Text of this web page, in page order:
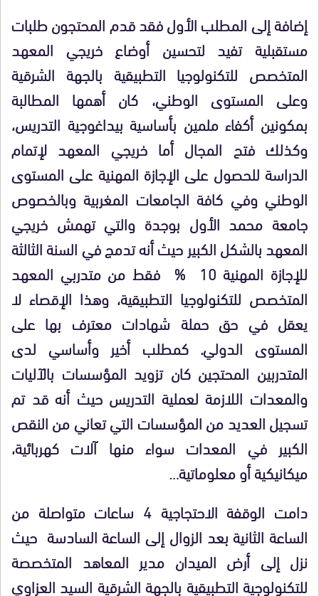
إضافة إلى المطلب الأول فقد قدم المحتجون طلبات
مستقبلية تفيد لتحسين أوضاع خريجي المعهد
المتخصص للتكنولوجيا التطبيقية بالجهة الشرقية
وعلى المستوى الوطني، كان أهمها المطالبة
بمكونين أكفاء ملمين بأساسية بيداغوجية التدريس،
وكذلك فتح المجال أما خريجي المعهد لإتمام
الدراسة للحصول على الإجازة المهنية على المستوى
الوطني وفي كافة الجامعات المغربية وبالخصوص
جامعة محمد الأول بوجدة والتي تهمش خريجي
المعهد بالشكل الكبير حيث أنه تدمج في السنة الثالثة
للإجازة المهنية 10 % فقط من متدربي المعهد
المتخصص للتكنولوجيا التطبيقية، وهذا الإقصاء لا
يعقل في حق حملة شهادات معترف بها على
المستوى الدولي. كمطلب أخير وأساسي لدى
المتدربين المحتجين كان تزويد المؤسسات بالآليات
والمعدات اللازمة لعملية التدريس حيث أنه قد تم
تسجيل العديد من المؤسسات التي تعاني من النقص
الكبير في المعدات سواء منها آلات كهربائية،
ميكانيكية أو معلوماتية…
دامت الوقفة الاحتجاجية 4 ساعات متواصلة من
الساعة الثانية بعد الزوال إلى الساعة السادسة حيث
نزل إلى أرض الميدان مدير المعاهد المتخصصة
للتكنولوجية التطبيقية بالجهة الشرقية السيد العزاوي